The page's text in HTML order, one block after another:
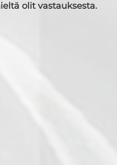
olit vastauksesta.